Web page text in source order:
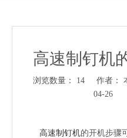
高速制钉机
浏览数量： 14作者：
04-26
高速制钉机的开机步骤